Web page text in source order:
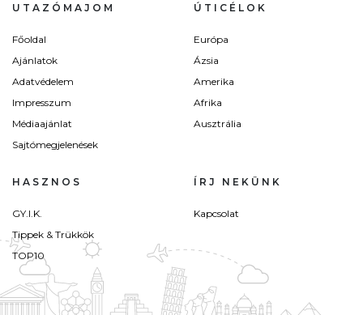
UTAZÓMAJOM
Főoldal
Ajánlatok
Adatvédelem
Impresszum
Médiaajánlat
Sajtómegjelenések
ÚTICÉLOK
Európa
Ázsia
Amerika
Afrika
Ausztrália
HASZNOS
GY.I.K.
Tippek & Trükkök
TOP10
ÍRJ NEKÜNK
Kapcsolat